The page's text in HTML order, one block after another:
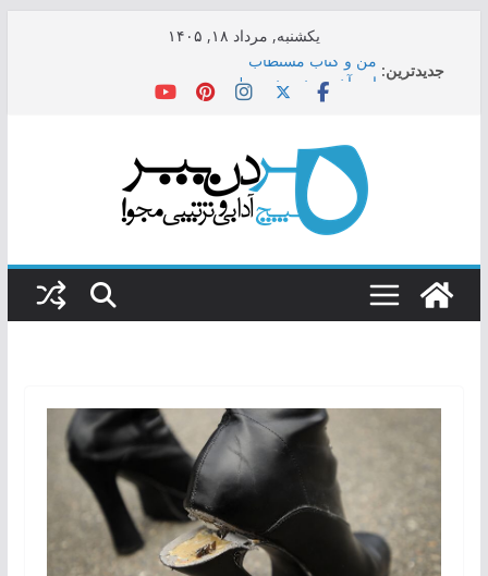
content
یکشنبه, مرداد ۱۸, ۱۴۰۵
جدیدترین: من و کتاب مستطاب
این آخرین نبرد نیست!
خرده داروغه‌های دیار ما غداره‌ی داده‌کاوی هم بسته‌اند